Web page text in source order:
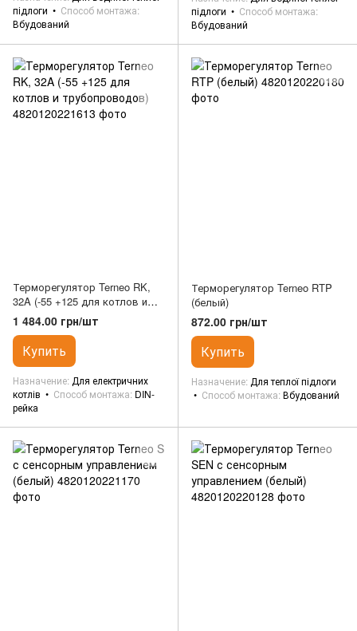
підлоги
Способ монтажа
Вбудований
підлоги
Способ монтажа
Вбудований
Терморегулятор Terneo RK,
32A (-55 +125 для котлов и
трубопроводов)
1 484.00 грн/шт
Купить
Назначение Для електричних
котлів
Способ монтажа DIN-
рейка
Терморегулятор Terneo RTP
(белый)
872.00 грн/шт
Купить
Назначение Для теплої підлоги
Способ монтажа Вбудований